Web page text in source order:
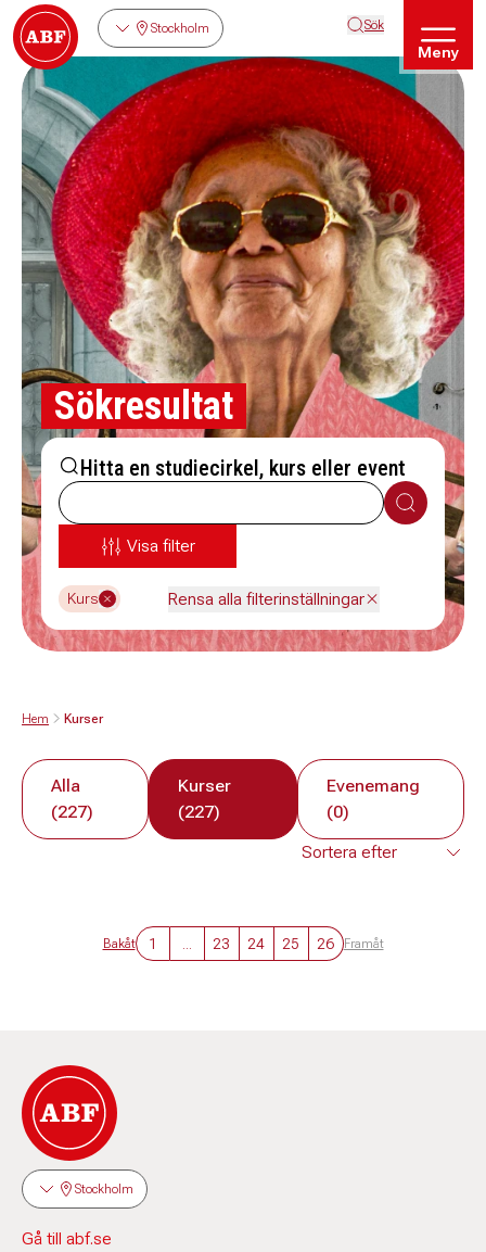
Stockholm Sök
Meny
Sökresultat
Hitta en studiecirkel, kurs eller event
Sök
Visa filter
Kurs Rensa alla filterinställningar
Hem Kurser
Alla
(227)
Kurser
(227)
Evenemang
(0)
Bakåt 1 23 24 25 26 Framåt
Stockholm
Gå till abf.se